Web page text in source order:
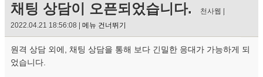
채팅 상담이 오픈되었습니다.
천사웹 |
2022.04.21 18:56:08 | 메뉴 건너뛰기
원격 상담 외에, 채팅 상담을 통해 보다 긴밀한 응대가 가능하게 되
었습니다.